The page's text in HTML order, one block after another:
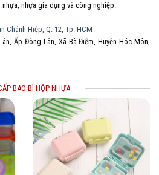
nhựa gia dụng và công nghiệp.
Chánh Hiệp, Q. 12, Tp. HCM
Ấp Đông Lân, Xã Bà Điểm, Huyện Hóc Môn,
BAO BÌ HỘP NHỰA